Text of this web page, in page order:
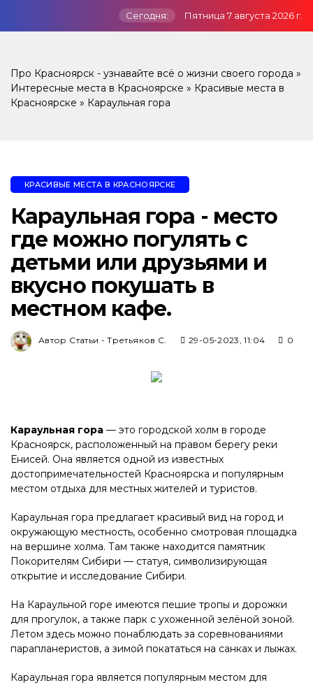
Сегодня: Пятница 7 августа 2026 г.
Про Красноярск - узнавайте всё о жизни своего города »
Интересные места в Красноярске » Красивые места в
Красноярске » Караульная гора
КРАСИВЫЕ МЕСТА В КРАСНОЯРСКЕ
Караульная гора - место
где можно погулять с
детьми или друзьями и
вкусно покушать в
местном кафе.
Автор Статьи - Третьяков С. 29-05-2023, 11:04 0
Караульная гора — это городской холм в городе
Красноярск, расположенный на правом берегу реки
Енисей. Она является одной из известных
достопримечательностей Красноярска и популярным
местом отдыха для местных жителей и туристов.
Караульная гора предлагает красивый вид на город и
окружающую местность, особенно смотровая площадка
на вершине холма. Там также находится памятник
Покорителям Сибири — статуя, символизирующая
открытие и исследование Сибири.
На Караульной горе имеются пешие тропы и дорожки
для прогулок, а также парк с ухоженной зелёной зоной.
Летом здесь можно понаблюдать за соревнованиями
парапланеристов, а зимой покататься на санках и лыжах.
Караульная гора является популярным местом для